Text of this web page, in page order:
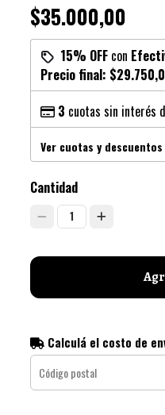
$35.000,00
15% OFFcon
Precio final:
3 cuotas sin interés
Ver cuotas y descuentos
Cantidad
1
Calculá el costo de